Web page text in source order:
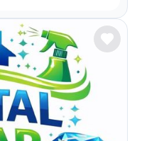
почистване